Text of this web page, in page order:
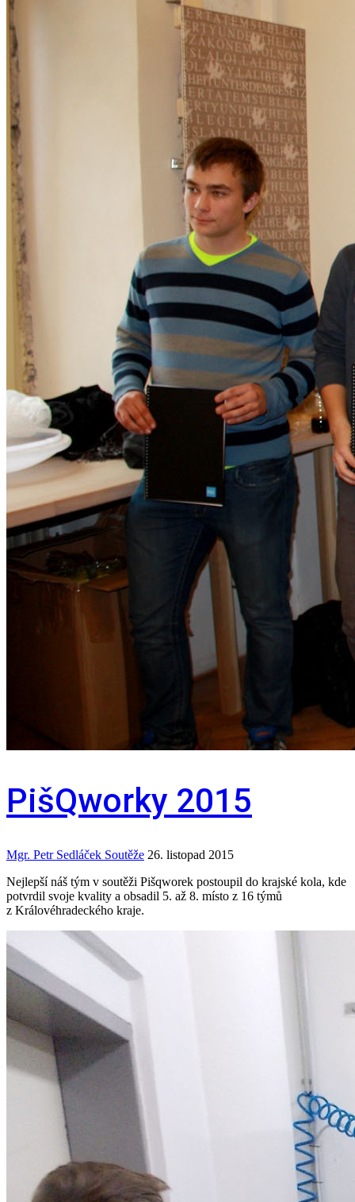
PišQworky 2015
Mgr. Petr Sedláček Soutěže 26. listopad 2015
Nejlepší náš tým v soutěži Pišqworek postoupil do krajské kola, kde
potvrdil svoje kvality a obsadil 5. až 8. místo z 16 týmů
z Královéhradeckého kraje.